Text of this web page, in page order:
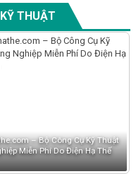
THUẬT
– Bộ Công Cụ Kỹ Thuật
Miễn Phí Do Điện Hạ Thế